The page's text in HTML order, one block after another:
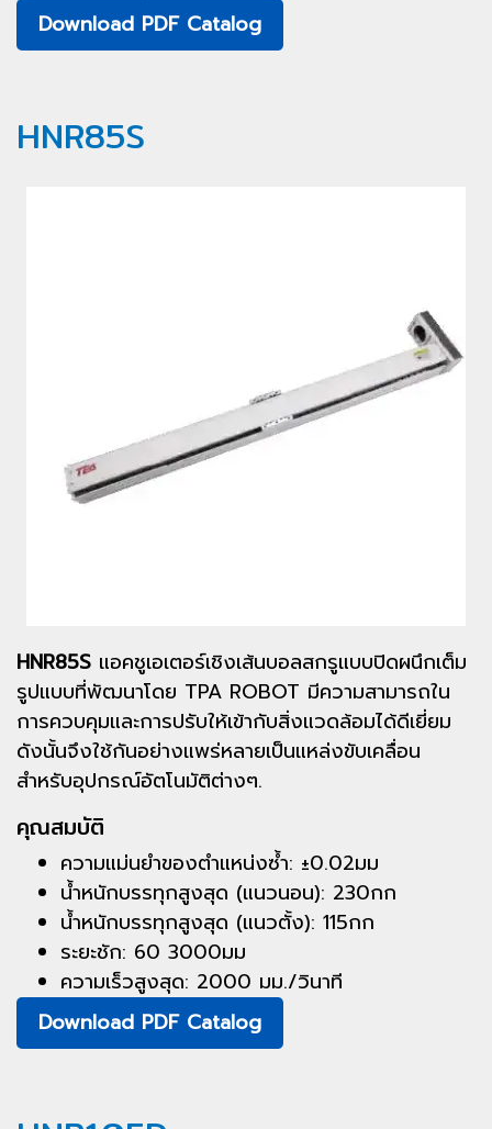
Download PDF Catalog
HNR85S
HNR85S แอคชูเอเตอร์เชิงเส้นบอลสกรูแบบปิดผนึกเต็ม
รูปแบบที่พัฒนาโดย TPA ROBOT มีความสามารถใน
การควบคุมและการปรับให้เข้ากับสิ่งแวดล้อมได้ดีเยี่ยม
ดังนั้นจึงใช้กันอย่างแพร่หลายเป็นแหล่งขับเคลื่อน
สำหรับอุปกรณ์อัตโนมัติต่างๆ.
คุณสมบัติ
ความแม่นยำของตำแหน่งซ้ำ: ±0.02มม
น้ำหนักบรรทุกสูงสุด (แนวนอน): 230กก
น้ำหนักบรรทุกสูงสุด (แนวตั้ง): 115กก
ระยะชัก: 60 3000มม
ความเร็วสูงสุด: 2000 มม./วินาที
Download PDF Catalog